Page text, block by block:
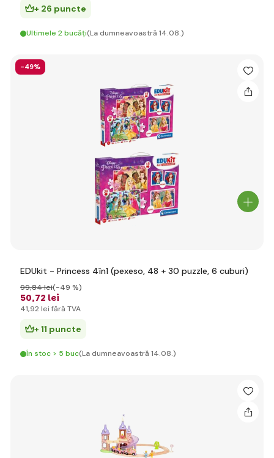
+ 26 puncte
Ultimele 2 bucăți(La dumneavoastră 14.08.)
-49%
EDUkit - Princess 4în1 (pexeso, 48 + 30 puzzle, 6 cuburi)
50,72 lei
99,84 lei(-49 %)
41,92 lei fără TVA
+ 11 puncte
În stoc > 5 buc(La dumneavoastră 14.08.)